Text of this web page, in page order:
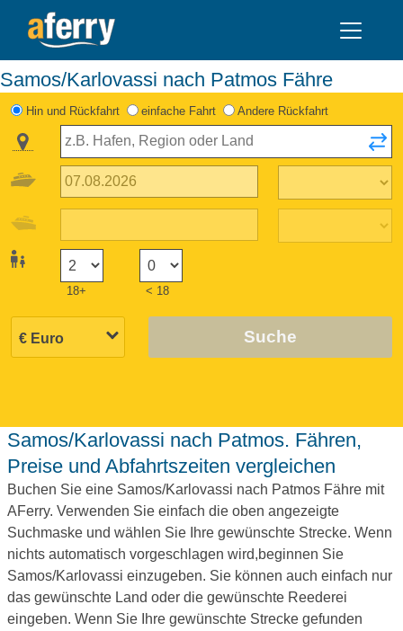
Samos/Karlovassi nach Patmos Fähre
Hin und Rückfahrt einfache Fahrt Andere Rückfahrt
18+ < 18
Suche
Samos/Karlovassi nach Patmos. Fähren,
Preise und Abfahrtszeiten vergleichen
Buchen Sie eine Samos/Karlovassi nach Patmos Fähre mit
AFerry. Verwenden Sie einfach die oben angezeigte
Suchmaske und wählen Sie Ihre gewünschte Strecke. Wenn
nichts automatisch vorgeschlagen wird,beginnen Sie
Samos/Karlovassi einzugeben. Sie können auch einfach nur
das gewünschte Land oder die gewünschte Reederei
eingeben. Wenn Sie Ihre gewünschte Strecke gefunden